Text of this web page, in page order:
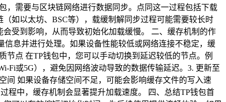
，需要与区块链网络进行数据同步。点同这一过程包括下载
如以太坊、BSC等），载缓制解同步过程可能需要较长时
受到影响，从而导致初始化加载缓慢。 二、缓存机制的作
息并进行处理。如果设备性能较低或网络连接不稳定，缓
点 在TP钱包中，您可以手动切换到延迟较低的节点。例
Fi或5G），避免因网络波动导致的数据传输延迟。3. 更新至
间 如果设备存储空间不足，可能会影响缓存文件的写入速
程中，缓存机制会显著提升加载速度。 四、总结TP钱包首